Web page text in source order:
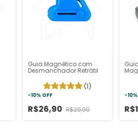
Guia Magnético com
Desmanchador Retrátil
(1)
-10% OFF
R$26,90 R$29,90
-10